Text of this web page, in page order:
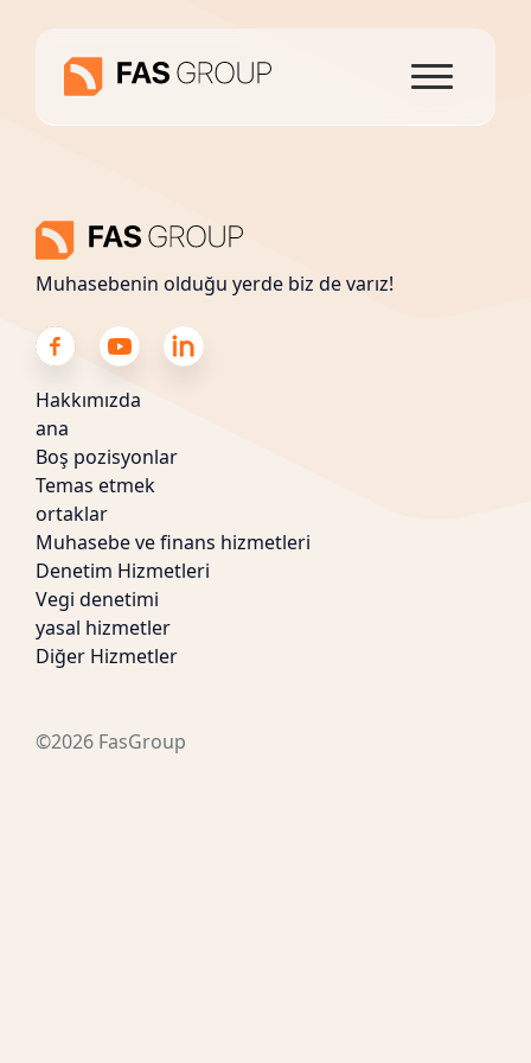
Muhasebenin olduğu yerde biz de varız!
Hakkımızda
ana
Boş pozisyonlar
Temas etmek
ortaklar
Muhasebe ve finans hizmetleri
Denetim Hizmetleri
Vegi denetimi
yasal hizmetler
Diğer Hizmetler
©2026 FasGroup